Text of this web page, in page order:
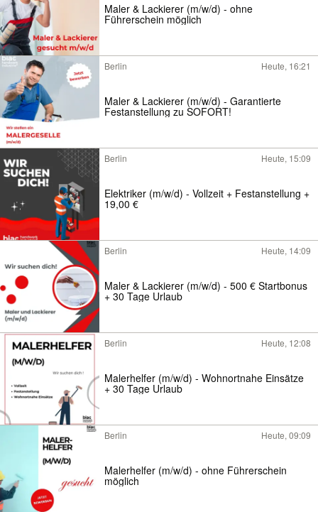
Maler & Lackierer (m/w/d) - ohne
Führerschein möglich
Berlin Heute, 16:21
Maler & Lackierer (m/w/d) - Garantierte
Festanstellung zu SOFORT!
Berlin Heute, 15:09
Elektriker (m/w/d) - Vollzeit + Festanstellung +
19,00 €
Berlin Heute, 14:09
Maler & Lackierer (m/w/d) - 500 € Startbonus
+ 30 Tage Urlaub
Berlin Heute, 12:08
Malerhelfer (m/w/d) - Wohnortnahe Einsätze
+ 30 Tage Urlaub
Berlin Heute, 09:09
Malerhelfer (m/w/d) - ohne Führerschein
möglich